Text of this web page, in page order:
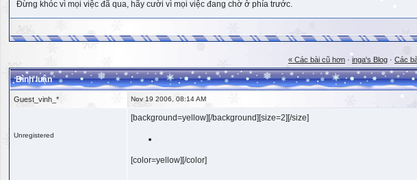
Đừng khóc vì mọi việc đã qua, hãy cười vì mọi việc đang chờ ở phía trước.
« Các bài cũ hơn · inga's Blog · Các
Bình luận
Guest_vinh_* Nov 19 2006, 08:14 AM
Unregistered
[background=yellow][/background][size=2][/size]
[color=yellow][/color]